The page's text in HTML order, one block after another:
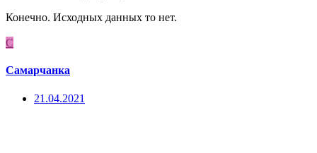
Конечно. Исходных данных то нет.
С
Самарчанка
21.04.2021